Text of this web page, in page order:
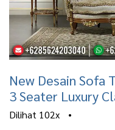
New Desain Sofa
3 Seater Luxury
Dilihat 102x •